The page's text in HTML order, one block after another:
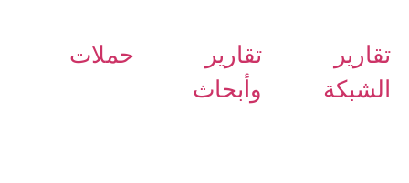
تقارير
الشبكة
تقارير
وأبحاث
حملات